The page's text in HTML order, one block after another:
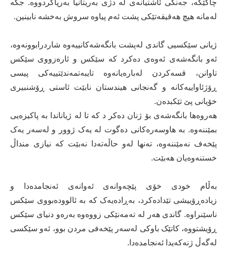
چاکێکە، جەنگی ئاشتیانەی لە دژی بەریتانیا بەرپاکردووە. جگە
لەمانە هیچ هەقیقەتێکی پشت ئەم پیاوە سروش بەخشە نابینین.
ژیانی سێکسیی گاندی لەپشت بانگەشەکانییەوە شاردرابوونەوە،
ئەو بانگەشەی ئەوەی دەکرد کە سێکس و ئارەزووی سێکس
تاوانن، قسەکردن لەبارەیانەوە تایبەتمەندێتییەکی پیسی
ڕۆژئاواییەکانە و گەنجانی هیندستان نابێت ئاستی ڕۆشنبیری
خۆیانی پێ تێکبدەن.
هەروەها بانگەشەی بۆ ژنان دەکر د کە تا لە ژیاناندا بە پاکیزەیی
بمێننەوە. بە هاوسەرەکانی دەگوت لە یەک ژوور و لەسەر یەک
پێخەف نەمێننەوە، تەنها لەو حاڵەتەدا نەبێت کە نیازی منداڵ
خستنەوەیان هەبێت.
بەڵام خودی خۆی پێچەوانەی ئەوانەی ئەنجامدەدا و
زیادەڕۆییشی تێدادەکرد، بەڕادەیەک کە بە ئالوودەبووی سێکس
ناسێنراوە. گاندی هەر لە تەمەنێکی زووەوە بەرەو دنیای سێکس
ڕۆیشتووە، کاتێک باوکی لەسەر پێخەفی مردن بوو، ئەو سێکسی
لەگەڵ ژنەکەیدا ئەنجامدەدا.